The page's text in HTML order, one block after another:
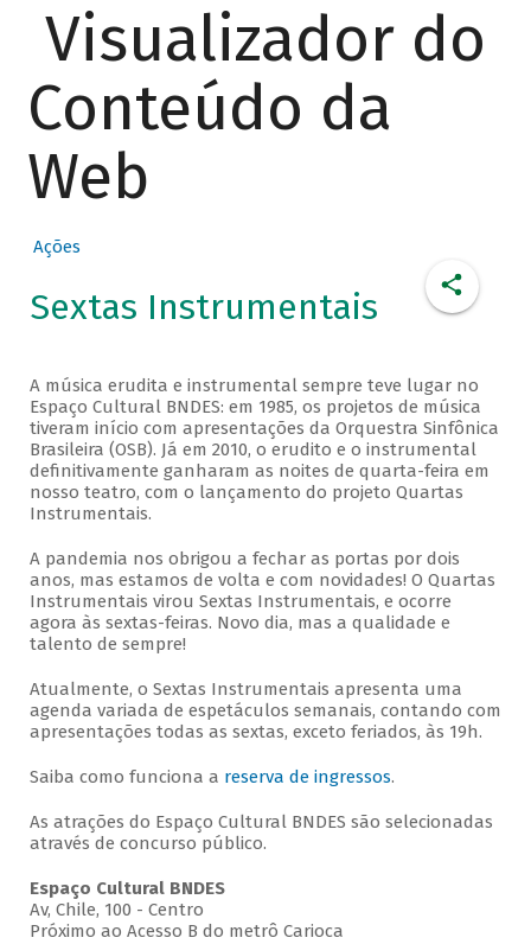
Visualizador do
Conteúdo da
Web
Ações
Sextas Instrumentais
A música erudita e instrumental sempre teve lugar no
Espaço Cultural BNDES: em 1985, os projetos de música
tiveram início com apresentações da Orquestra Sinfônica
Brasileira (OSB). Já em 2010, o erudito e o instrumental
definitivamente ganharam as noites de quarta-feira em
nosso teatro, com o lançamento do projeto Quartas
Instrumentais.
A pandemia nos obrigou a fechar as portas por dois
anos, mas estamos de volta e com novidades! O Quartas
Instrumentais virou Sextas Instrumentais, e ocorre
agora às sextas-feiras. Novo dia, mas a qualidade e
talento de sempre!
Atualmente, o Sextas Instrumentais apresenta uma
agenda variada de espetáculos semanais, contando com
apresentações todas as sextas, exceto feriados, às 19h.
Saiba como funciona a reserva de ingressos.
As atrações do Espaço Cultural BNDES são selecionadas
através de concurso público.
Espaço Cultural BNDES
Av, Chile, 100 - Centro
Próximo ao Acesso B do metrô Carioca